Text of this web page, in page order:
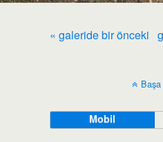
« galeride bir önceki
Mobil